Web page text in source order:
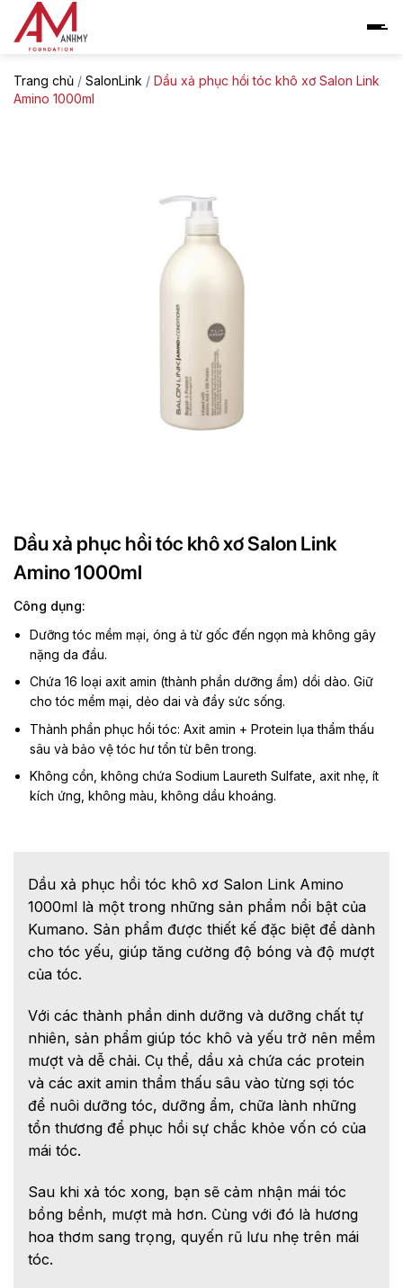
content
Trang chủ / SalonLink / Dầu xả phục hồi tóc khô xơ Salon Link
Amino 1000ml
Dầu xả phục hồi tóc khô xơ Salon Link
Amino 1000ml
Công dụng:
Dưỡng tóc mềm mại, óng ả từ gốc đến ngọn mà không gây
nặng da đầu.
Chứa 16 loại axit amin (thành phần dưỡng ẩm) dồi dào. Giữ
cho tóc mềm mại, dẻo dai và đầy sức sống.
Thành phần phục hồi tóc: Axit amin + Protein lụa thẩm thấu
sâu và bảo vệ tóc hư tổn từ bên trong.
Không cồn, không chứa Sodium Laureth Sulfate, axit nhẹ, ít
kích ứng, không màu, không dầu khoáng.
Dầu xả phục hồi tóc khô xơ Salon Link Amino
1000ml là một trong những sản phẩm nổi bật của
Kumano. Sản phẩm được thiết kế đặc biệt để dành
cho tóc yếu, giúp tăng cường độ bóng và độ mượt
của tóc.
Với các thành phần dinh dưỡng và dưỡng chất tự
nhiên, sản phẩm giúp tóc khô và yếu trở nên mềm
mượt và dễ chải. Cụ thể, dầu xả chứa các protein
và các axit amin thẩm thấu sâu vào từng sợi tóc
để nuôi dưỡng tóc, dưỡng ẩm, chữa lành những
tổn thương để phục hồi sự chắc khỏe vốn có của
mái tóc.
Sau khi xả tóc xong, bạn sẽ cảm nhận mái tóc
bồng bềnh, mượt mà hơn. Cùng với đó là hương
hoa thơm sang trọng, quyến rũ lưu nhẹ trên mái
tóc.